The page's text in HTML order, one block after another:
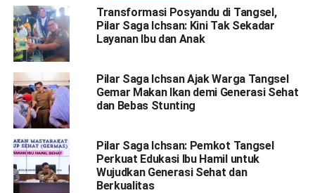
Transformasi Posyandu di Tangsel,
Pilar Saga Ichsan: Kini Tak Sekadar
Layanan Ibu dan Anak
Pilar Saga Ichsan Ajak Warga Tangsel
Gemar Makan Ikan demi Generasi Sehat
dan Bebas Stunting
Pilar Saga Ichsan: Pemkot Tangsel
Perkuat Edukasi Ibu Hamil untuk
Wujudkan Generasi Sehat dan
Berkualitas